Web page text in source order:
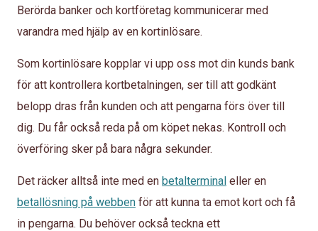
Berörda banker och kortföretag kommunicerar med
varandra med hjälp av en kortinlösare.
Som kortinlösare kopplar vi upp oss mot din kunds bank
för att kontrollera kortbetalningen, ser till att godkänt
belopp dras från kunden och att pengarna förs över till
dig. Du får också reda på om köpet nekas. Kontroll och
överföring sker på bara några sekunder.
Det räcker alltså inte med en betalterminal eller en
betallösning på webben för att kunna ta emot kort och få
in pengarna. Du behöver också teckna ett